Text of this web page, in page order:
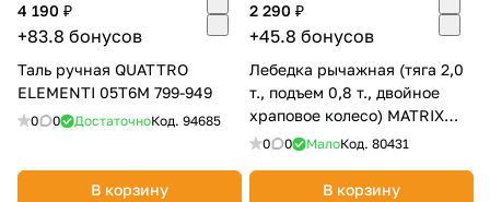
4 190 ₽
+83.8 бонусов
Таль ручная QUATTRO
ELEMENTI 05T6M 799-949
0 0 ДостаточноКод. 94685
В корзину
2 290 ₽
+45.8 бонусов
Лебедка рычажная (тяга 2,0
т., подъем 0,8 т., двойное
храповое колесо) MATRIX
52260
0 0 МалоКод. 80431
В корзину